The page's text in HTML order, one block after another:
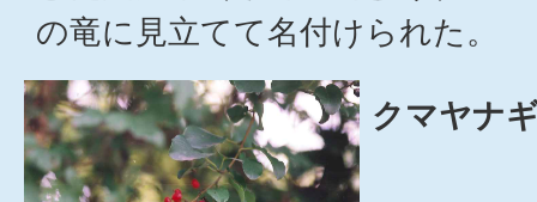
の竜に見立てて名付けられた。
クマヤナ